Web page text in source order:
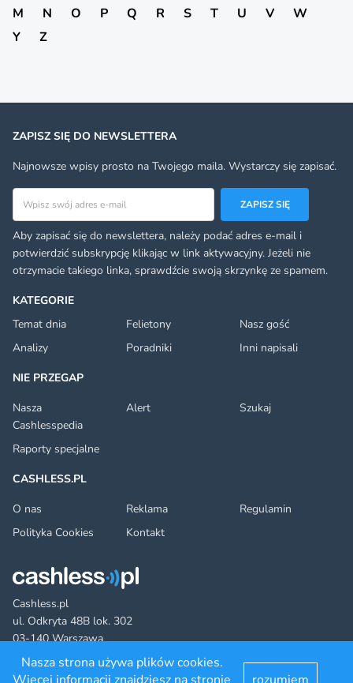
M
N O P Q R S T U V
W
Y
Z
Cashless.pl
ul. Odkryta 48B lok. 302
03-140 Warszawa
KATEGORIE
Temat dnia
Felietony
Nasz gość
Analizy
Poradniki
Inni napisali
NIE PRZEGAP
Nasza
Cashlesspedia
Alert Szukaj
Raporty specjalne
CASHLESS.PL
O nas
Reklama
Regulamin
Polityka Cookies
Kontakt
ZAPISZ SIĘ DO NEWSLETTERA
Najnowsze wpisy prosto na Twojego maila. Wystarczy się zapisać.
ZAPISZ SIĘ
Aby zapisać się do newslettera, należy podać adres e-mail i
potwierdzić subskrypcję klikając w link aktywacyjny. Jeżeli nie
otrzymacie takiego linka, sprawdźcie swoją skrzynkę ze spamem.
Nasza strona używa plików cookies.